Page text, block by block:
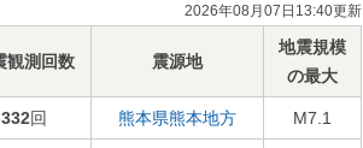
2026年08月07日13:40更新
観測回数 震源地
地震規模
の最大
332回 熊本県熊本地方 M7.1